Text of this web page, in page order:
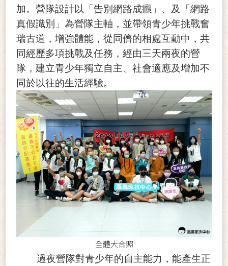
加。營隊設計以「告別網路成癮」、及「網路
真假識別」為營隊主軸，並帶領青少年挑戰奮
瑞古道，增強體能，從同儕的相處互動中，共
同經歷多項挑戰及任務，經由三天兩夜的營
隊，建立青少年獨立自主、社會適應及增加不
同於以往的生活經驗。
全體大合照
過夜營隊對青少年的自主能力，能產生正